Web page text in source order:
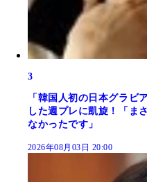
3
「韓国人初の日本グラビ
した週プレに凱旋！「ま
なかったです」
2026年08月03日 20:00